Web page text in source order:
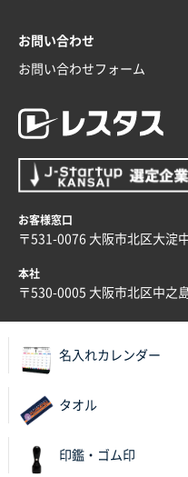
兵庫県のお客様
2025年12月02日 23:00
ロゴが入れられること
大阪府E社様
2025年11月28日 15:13
他部署のスタッフか
兵庫県S社様
以前発注しているの
2025年11月25日 16:41
お問い合わせ
お問い合わせフォーム
お客様窓口
〒531-0076 大阪市北区大淀
本社
〒530-0005 大阪市北区中之
名入れカレンダー
タオル
印鑑・ゴム印